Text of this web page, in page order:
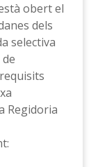
obert el
dels
selectiva
Regidoria